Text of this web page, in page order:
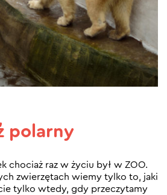
polarny
chociaż raz w życiu był w ZOO.
zwierzętach wiemy tylko to, jaki
tylko wtedy, gdy przeczytamy